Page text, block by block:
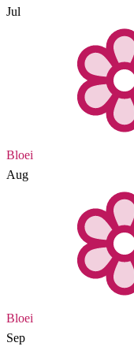
Jul
Bloei
Aug
Bloei
Sep